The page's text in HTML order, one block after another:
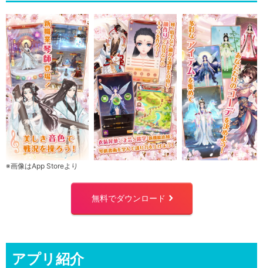
※画像はApp Storeより
無料でダウンロード right
アプリ紹介